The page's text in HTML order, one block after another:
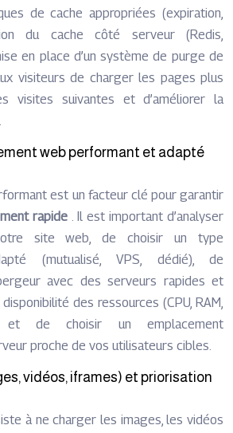
de cache appropriées (expiration,
du cache côté serveur (Redis,
en place d’un système de purge de
visiteurs de charger les pages plus
visites suivantes et d’améliorer la
web performant et adapté
est un facteur clé pour garantir
rapide . Il est important d’analyser
site web, de choisir un type
(mutualisé, VPS, dédié), de
avec des serveurs rapides et
des ressources (CPU, RAM,
et de choisir un emplacement
proche de vos utilisateurs cibles.
vidéos, iframes) et priorisation
à ne charger les images, les vidéos